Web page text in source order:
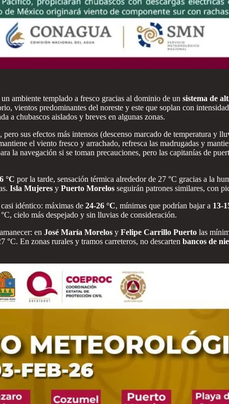
ambiente templado a fresco gracias al dominio de un sistema de
vientos predominantes del noreste y este que soplan con
a chubascos aislados y breves en algunas zonas.
sus efectos más intensos (descenso marcado de temperatura y
el viento fresco y arrachado, refresca las madrugadas y
la navegación si se toman precauciones, pero las capitanías de
°C por la tarde, sensación térmica alrededor de 27 °C gracias a la
Isla Mujeres y Puerto Morelos seguirán patrones similares, con
idéntico: máximas de 24-26 °C, mínimas que podrían bajar a 13-
cielo más despejado y sin lluvias de consideración.
en José María Morelos y Felipe Carrillo Puerto las
En zonas rurales y tramos carreteros, no descarten bancos de